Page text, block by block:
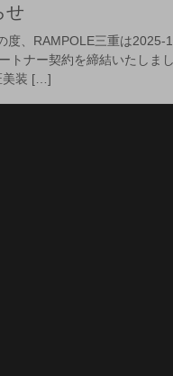
せ
度、RAMPOLE三重は2025-
トナー契約を締結いたしま
美装 […]